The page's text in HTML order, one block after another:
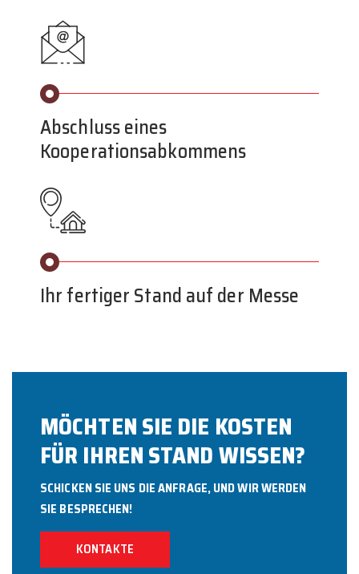
Abschluss eines
Kooperationsabkommens
Ihr fertiger Stand auf der Messe
MÖCHTEN SIE DIE KOSTEN
FÜR IHREN STAND WISSEN?
SCHICKEN SIE UNS DIE ANFRAGE, UND WIR WERDEN
SIE BESPRECHEN!
KONTAKTE